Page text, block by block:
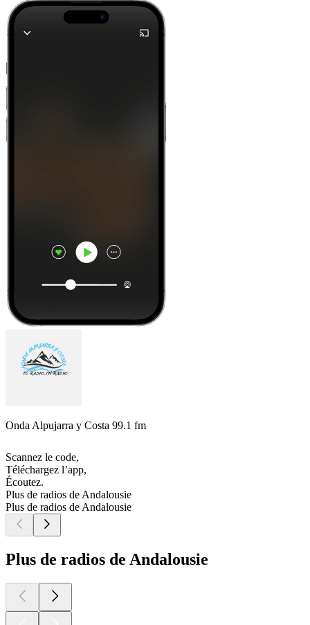
Onda Alpujarra y Costa 99.1 fm
Scannez le code,
Téléchargez l’app,
Écoutez.
Plus de radios de Andalousie
Plus de radios de Andalousie
Plus de radios de Andalousie